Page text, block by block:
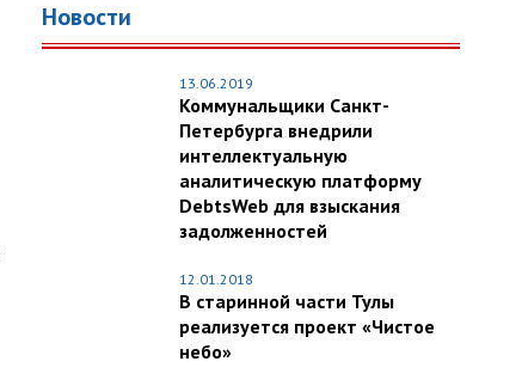
Новости
13.06.2019
Коммунальщики Санкт-
Петербурга внедрили
интеллектуальную
аналитическую платформу
DebtsWeb для взыскания
задолженностей
12.01.2018
В старинной части Тулы
реализуется проект «Чистое
небо»